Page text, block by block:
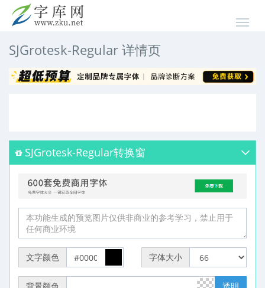
SJGrotesk-Regular 详情页
SJGrotesk-Regular转换窗
文字颜色 字体大小